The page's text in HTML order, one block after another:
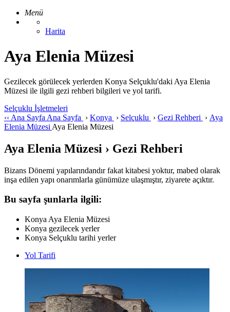
Menü
Harita
Aya Elenia Müzesi
Gezilecek görülecek yerlerden Konya Selçuklu'daki Aya Elenia
Müzesi ile ilgili gezi rehberi bilgileri ve yol tarifi.
Selçuklu İşletmeleri
‹‹ Ana Sayfa Ana Sayfa › Konya › Selçuklu › Gezi Rehberi › Aya
Elenia Müzesi Aya Elenia Müzesi
Aya Elenia Müzesi › Gezi Rehberi
Bizans Dönemi yapılarındandır fakat kitabesi yoktur, mabed olarak
inşa edilen yapı onarımlarla günümüze ulaşmıştır, ziyarete açıktır.
Bu sayfa şunlarla ilgili:
Konya Aya Elenia Müzesi
Konya gezilecek yerler
Konya Selçuklu tarihi yerler
Yol Tarifi